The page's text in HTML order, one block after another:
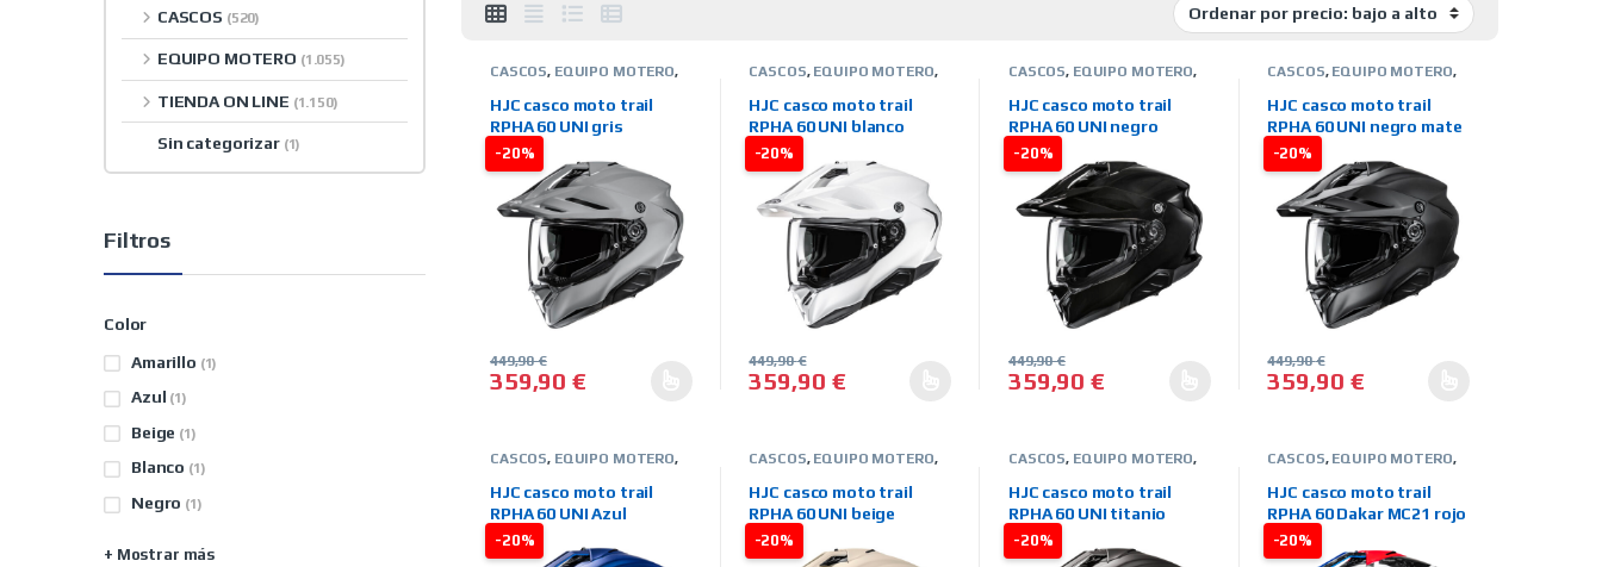
-20%
CASCOS, EQUIPO MOTERO,
OFFROAD-CAMPO ,TIENDA
ON LINE
HJC casco moto trail
RPHA 60 UNI gris
359,90€
449,90€
Este producto tiene múltiples variantes. Las opciones se pueden elegir en la página de producto
-20%
CASCOS, EQUIPO MOTERO,
OFFROAD-CAMPO,TIENDA
ON LINE
HJC casco moto trail
RPHA 60 UNI blanco
359,90 €
449,90€
Este producto tiene múltiples variantes. Las opciones se pueden elegir en la página de producto
-20%
CASCOS, EQUIPO MOTERO,
OFFROAD-CAMPO ,TIENDA
ON LINE
HJC casco moto trail
RPHA 60 UNI negro
359,90€
449,90€
Este producto tiene múltiples variantes. Las opciones se pueden elegir
-20%
CASCOS, EQUIPO MOTERO,
OFFROAD-CAMPO,TIENDA
ON LINE
HJC casco moto trail
RPHA 60 UNI negro mate
359,90 €
449,90€
Este producto tiene múltiples variantes.
-20%
CASCOS, EQUIPO MOTERO,
OFFROAD-CAMPO ,TIENDA
ON LINE
HJC casco moto trail
RPHA 60 UNI Azul
-20%
CASCOS, EQUIPO MOTERO,
OFFROAD-CAMPO,TIENDA
ON LINE
HJC casco moto trail
RPHA 60 UNI beige
-20%
CASCOS, EQUIPO MOTERO,
OFFROAD-CAMPO ,TIENDA
ON LINE
HJC casco moto trail
RPHA 60 UNI titanio
-20%
CASCOS, EQUIPO MOTERO,
OFFROAD-CAMPO,TIENDA
ON LINE
HJC casco moto trail
RPHA 60 Dakar MC21 rojo
azul
CASCOS (520)
EQUIPO MOTERO (1.055)
TIENDA ON LINE (1.150)
Sin categorizar (1)
Filtros
Color
Amarillo (1)
Azul (1)
Beige (1)
Blanco (1)
Negro (1)
+ Mostrar más